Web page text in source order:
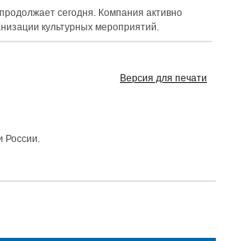
сегодня. Компания активно
культурных мероприятий.
Версия для печати
России.